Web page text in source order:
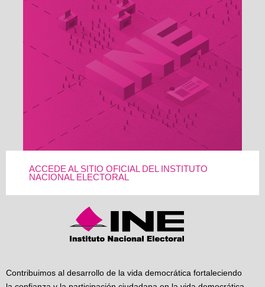
ACCEDE AL SITIO OFICIAL DEL INSTITUTO
NACIONAL ELECTORAL
Contribuimos al desarrollo de la vida democrática fortaleciendo